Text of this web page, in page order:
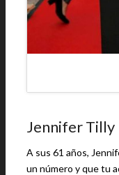
Jennifer Tilly
A sus 61 años,
un número y que tu